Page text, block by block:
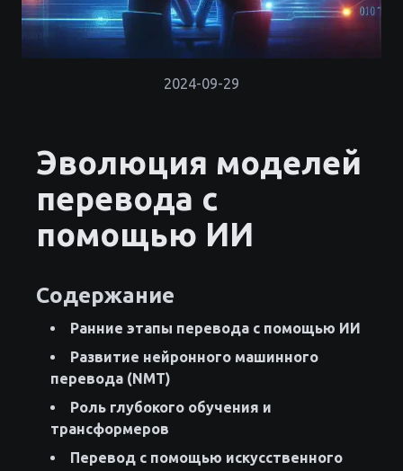
2024-09-29
Эволюция моделей
перевода с
помощью ИИ
Содержание
Ранние этапы перевода с помощью ИИ
Развитие нейронного машинного
перевода (NMT)
Роль глубокого обучения и
трансформеров
Перевод с помощью искусственного